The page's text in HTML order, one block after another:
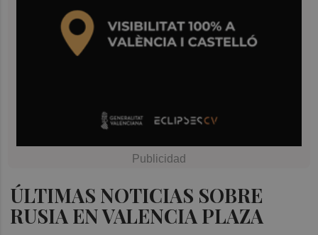
ÚLTIMAS NOTICIAS SOBRE
RUSIA EN VALENCIA PLAZA